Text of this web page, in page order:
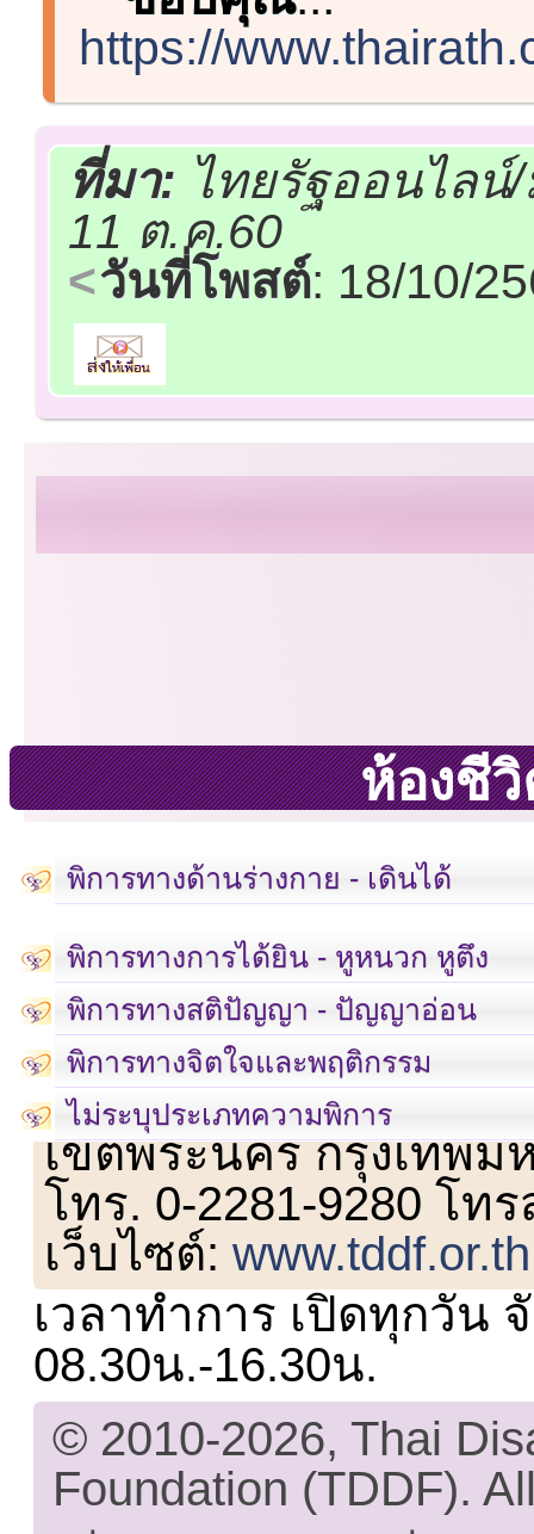
https://
ที่มา: ไทยรัฐออนไล
11 ต.ค.60
วันที่โพสต์: 18/10/
ห้องชี
พิการทางด้านร่างกาย - เดินได้
พิการทางการได้ยิน - หูหนวก หูตึง
พิการทางสติปัญญา - ปัญญาอ่อน
พิการทางจิตใจและพฤติกรรม
ไม่ระบุประเภทความพิการ
เลขที่ 23 ชั้น 2 ถนนวิ
เขตพระนคร กรุงเทพม
โทร. 0-2281-9280 โท
เว็บไซต์:www.tddf.or.th
เวลาทำการ เปิดทุกวัน
08.30น.-16.30น.
© 2010-2026, Thai
Foundation (TDDF).